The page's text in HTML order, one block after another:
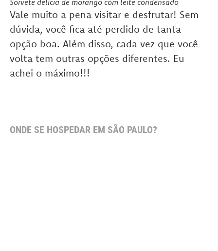
Sorvete delícia de morango com leite condensado
Vale muito a pena visitar e desfrutar! Sem
dúvida, você fica até perdido de tanta
opção boa. Além disso, cada vez que você
volta tem outras opções diferentes. Eu
achei o máximo!!!
ONDE SE HOSPEDAR EM SÃO PAULO?